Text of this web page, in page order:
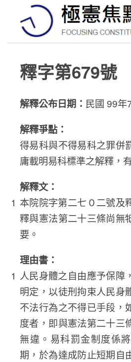
釋字第679號
解釋公布日期： 民國 99年
解釋爭點：
得易科與不得易科之罪併
庸載明易科標準之解釋，
解釋文：
本院院字第二七０二號及
釋與憲法第二十三條尚無
要。
理由書：
人民身體之自由應予保障
明定，以徒刑拘束人民身
不法行為之不得已手段，
度者，即與憲法第二十三
無違。易科罰金制度係
期，於為達成防止短期自